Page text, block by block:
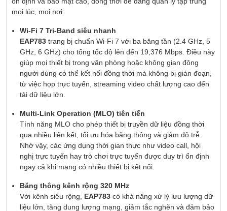
mọi lúc, mọi nơi:
Wi-Fi 7 Tri-Band siêu nhanh
EAP783 trang bị chuẩn Wi-Fi 7 với ba băng tần (2.4 GHz, 5
GHz, 6 GHz) cho tổng tốc độ lên đến 19,376 Mbps. Điều này
giúp mọi thiết bị trong văn phòng hoặc không gian đông
người dùng có thể kết nối đồng thời mà không bị gián đoạn,
từ việc họp trực tuyến, streaming video chất lượng cao đến
tải dữ liệu lớn.
Multi-Link Operation (MLO) tiên tiến
Tính năng MLO cho phép thiết bị truyền dữ liệu đồng thời
qua nhiều liên kết, tối ưu hóa băng thông và giảm độ trễ.
Nhờ vậy, các ứng dụng thời gian thực như video call, hội
nghị trực tuyến hay trò chơi trực tuyến được duy trì ổn định
ngay cả khi mạng có nhiều thiết bị kết nối.
Băng thông kênh rộng 320 MHz
Với kênh siêu rộng, EAP783 có khả năng xử lý lưu lượng dữ
liệu lớn, tăng dung lượng mạng, giảm tắc nghẽn và đảm bảo